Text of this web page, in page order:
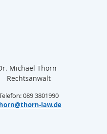
Michael Thorn
Rechtsanwalt
089 3801990
law.de